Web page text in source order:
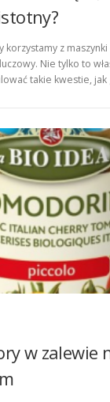
korzystamy z
Nie tylko to
takie kwestie, jak
w zalewie